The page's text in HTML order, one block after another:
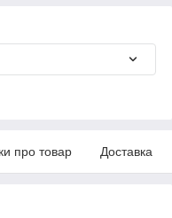
про товар Доставка